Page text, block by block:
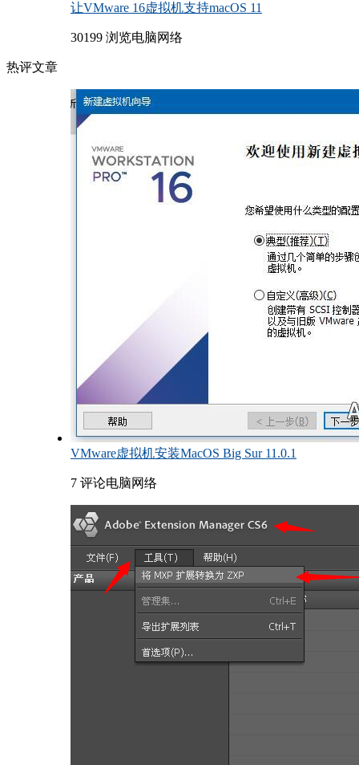
让VMware 16虚拟机支持macOS 11
30199 浏览电脑网络
热评文章
VMware虚拟机安装MacOS Big Sur 11.0.1
7 评论电脑网络